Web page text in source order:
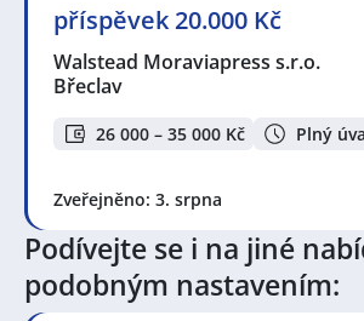
příspěvek 20.000 Kč
Walstead Moraviapress s.r.o.
Břeclav
26 000 – 35 000 Kč Plný
Zveřejněno: 3. srpna
Podívejte se i na jiné
podobným nastavením: